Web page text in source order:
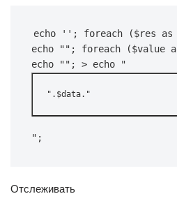
echo ''; foreach ($res as
echo ""; foreach ($value
echo ""; > echo "
".$data."
";
Отслеживать